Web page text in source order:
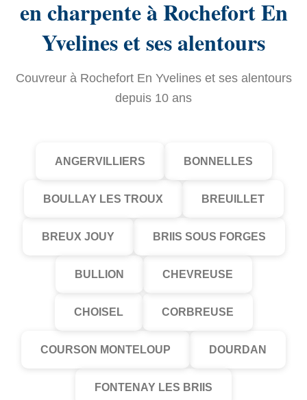
en charpente à Rochefort En
Yvelines et ses alentours
Couvreur à Rochefort En Yvelines et ses alentours
depuis 10 ans
ANGERVILLIERS BONNELLES
BOULLAY LES TROUX BREUILLET
BREUX JOUY BRIIS SOUS FORGES
BULLION CHEVREUSE
CHOISEL CORBREUSE
COURSON MONTELOUP DOURDAN
FONTENAY LES BRIIS